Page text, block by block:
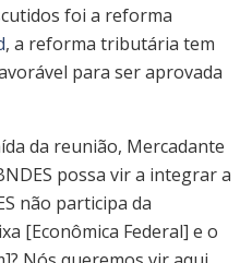
foi a reforma
, a reforma tributária tem
para ser aprovada
da reunião, Mercadante
possa vir a integrar a
não participa da
[Econômica Federal] e o